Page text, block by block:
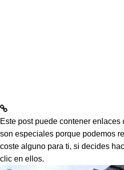
Este post puede contener
son especiales porque podemos
coste alguno para ti, si decides
clic en ellos.